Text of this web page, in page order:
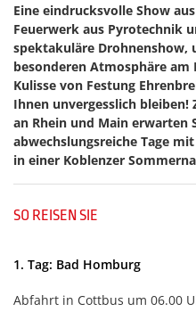
Eine eindrucksvolle Show
Feuerwerk aus Pyrotechnik
spektakuläre Drohnenshow,
besonderen Atmosphäre
Kulisse von Festung
Ihnen unvergesslich bleiben!
an Rhein und Main erwarten
abwechslungsreiche Tage
in einer Koblenzer
SO REISEN SIE
1. Tag: Bad Homburg
Abfahrt in Cottbus um 06.00